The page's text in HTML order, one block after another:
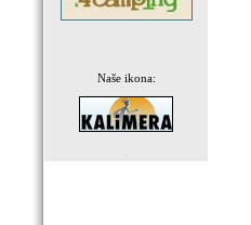
Naše ikona: